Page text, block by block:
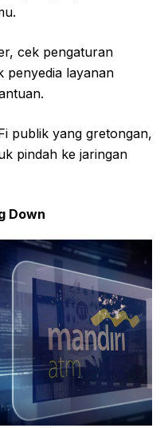
cek pengaturan
penyedia layanan
publik yang gretongan,
pindah ke jaringan
Down